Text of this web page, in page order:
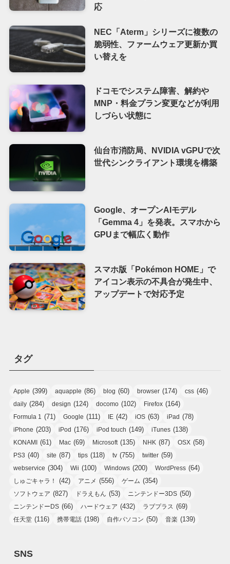
応
NEC「Aterm」シリーズに複数の
脆弱性、ファームウェア更新か買
い替えを
ドコモでシステム障害、解約や
MNP・料金プラン変更などが利用
しづらい状態に
仙台市消防局、NVIDIA vGPUで次
世代シンクライアント環境を構築
Google、オープンAIモデル
「Gemma 4」を発表。スマホから
GPUまで幅広く動作
スマホ版「Pokémon HOME」で
アイコン表示の不具合が発生中、
アップデートで対応予定
タグ
Apple (399) aquapple (86) blog (60) browser (174) css (46)
daily (284) design (124) docomo (102) Firefox (164)
Formula 1 (71) Google (111) IE (42) iOS (63) iPad (78)
iPhone (203) iPod (176) iPod touch (149) iTunes (138)
KONAMI (61) Mac (69) Microsoft(135) NHK (87) OSX (58)
PS3 (40) site (87) tips (118) tv (755) twitter (59)
webservice (304) Wii (100) Windows (200) WordPress (64)
しゅごキャラ！ (42) アニメ (556) ゲーム (354)
ソフトウェア (827) ドラえもん (53) ニンテンドー3DS (50)
ニンテンドーDS (66) ハードウェア (432) ラブプラス (69)
任天堂 (116) 携帯電話 (198) 自作パソコン (50) 音楽 (139)
SNS